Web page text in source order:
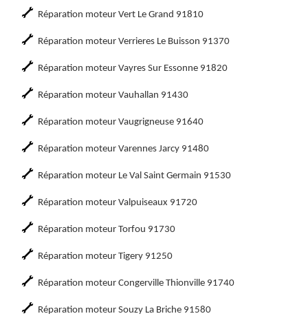
Réparation moteur Vert Le Grand 91810
Réparation moteur Verrieres Le Buisson 91370
Réparation moteur Vayres Sur Essonne 91820
Réparation moteur Vauhallan 91430
Réparation moteur Vaugrigneuse 91640
Réparation moteur Varennes Jarcy 91480
Réparation moteur Le Val Saint Germain 91530
Réparation moteur Valpuiseaux 91720
Réparation moteur Torfou 91730
Réparation moteur Tigery 91250
Réparation moteur Congerville Thionville 91740
Réparation moteur Souzy La Briche 91580